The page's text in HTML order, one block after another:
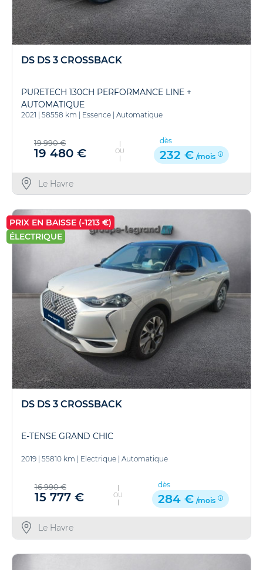
DS DS 3 CROSSBACK
PURETECH 130CH PERFORMANCE LINE +
AUTOMATIQUE
2021 | 58558 km | Essence | Automatique
19 990 €
19 480 € OU
dès
232 € /mois
Le Havre
PRIX EN BAISSE (-1213 €)
ÉLECTRIQUE
DS DS 3 CROSSBACK
E-TENSE GRAND CHIC
2019 55810 km Electrique Automatique
16 990 €
15 777 € OU
dès
284 € /mois
Le Havre